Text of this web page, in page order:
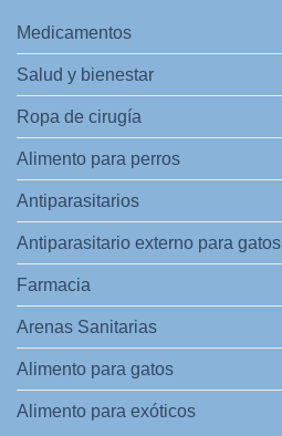
Medicamentos
Salud y bienestar
Ropa de cirugía
Alimento para perros
Antiparasitarios
Antiparasitario externo para gatos
Farmacia
Arenas Sanitarias
Alimento para gatos
Alimento para exóticos